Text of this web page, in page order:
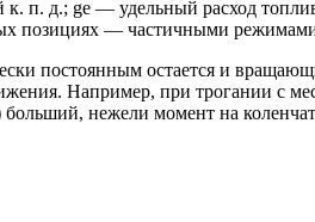
ge — удельный расход
позициях — частичными
постоянным остается и
Например, при трогании с
нежели момент на